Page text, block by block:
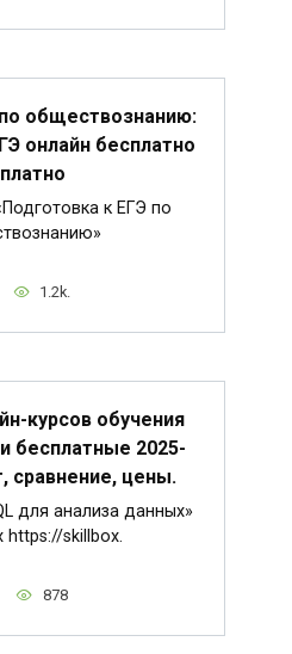
обществознанию:
онлайн бесплатно
к ЕГЭ по
1.2k.
курсов обучения
бесплатные 2025-
сравнение, цены.
для анализа данных»
https://skillbox.
878